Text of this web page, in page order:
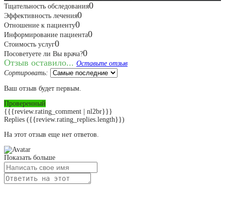
Тщательность обследования0
Эффективность лечения0
Отношение к пациенту0
Информирование пациента0
Стоимость услуг0
Посоветуете ли Вы врача?0
Отзыв оставило... Оставьте отзыв
Сортировать:
Ваш отзыв будет первым.
Проверенный
{{{review.rating_comment | nl2br}}}
Replies ({{review.rating_replies.length}})
На этот отзыв еще нет ответов.
Показать больше